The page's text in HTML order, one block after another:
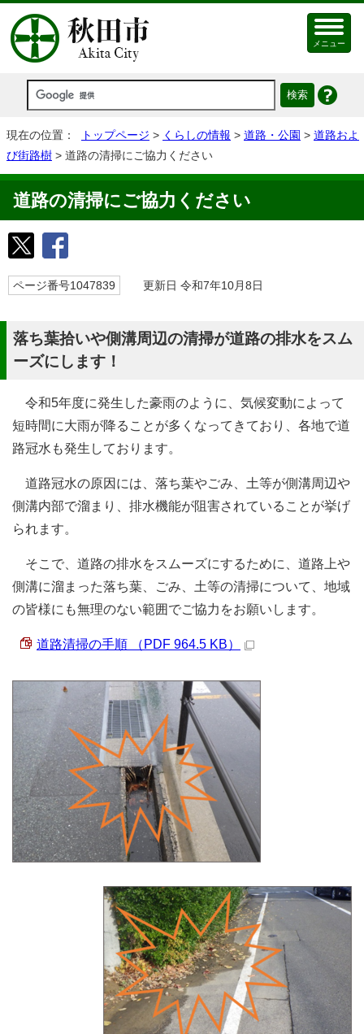
メニュー
現在の位置： トップページ > くらしの情報 > 道路・公園 > 道路およ
び街路樹 > 道路の清掃にご協力ください
道路の清掃にご協力ください
ページ番号1047839 更新日 令和7年10月8日
落ち葉拾いや側溝周辺の清掃が道路の排水をスム
ーズにします！
令和5年度に発生した豪雨のように、気候変動によって
短時間に大雨が降ることが多くなってきており、各地で道
路冠水も発生しております。
道路冠水の原因には、落ち葉やごみ、土等が側溝周辺や
側溝内部で溜まり、排水機能が阻害されていることが挙げ
られます。
そこで、道路の排水をスムーズにするために、道路上や
側溝に溜まった落ち葉、ごみ、土等の清掃について、地域
の皆様にも無理のない範囲でご協力をお願いします。
道路清掃の手順 （PDF 964.5 KB）